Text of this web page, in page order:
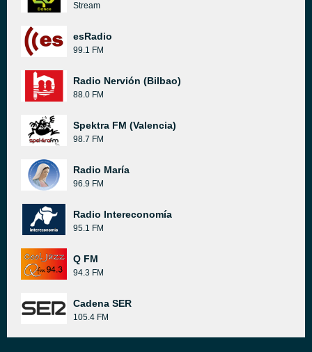
Stream
esRadio
99.1 FM
Radio Nervión (Bilbao)
88.0 FM
Spektra FM (Valencia)
98.7 FM
Radio María
96.9 FM
Radio Intereconomía
95.1 FM
Q FM
94.3 FM
Cadena SER
105.4 FM